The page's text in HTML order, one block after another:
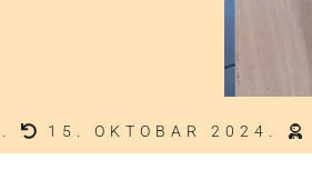
15. OKTOBAR 2024.